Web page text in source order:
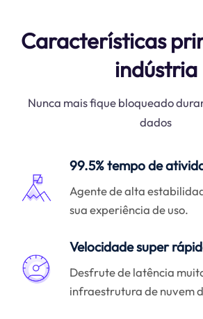
Características
indústria
Nunca mais fique bloqueado
dados
99.5% tempo de
Agente de alta
sua experiência de uso.
Velocidade super
Desfrute de latência
infraestrutura de nuvem